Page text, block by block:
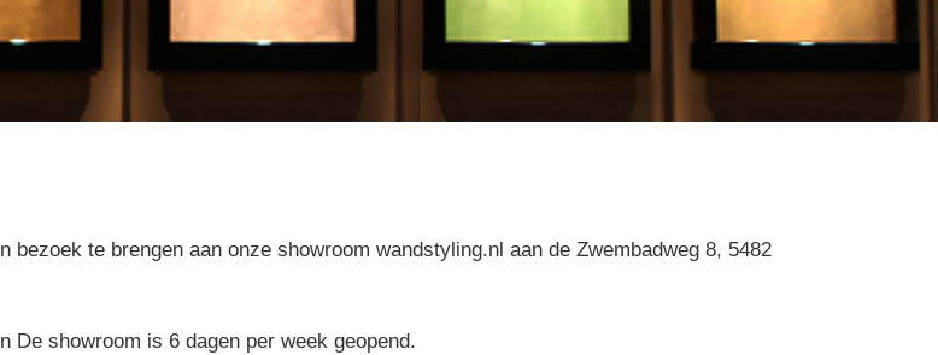
te brengen aan onze showroom wandstyling.nl aan de Zwembadweg 8, 5482
De showroom is 6 dagen per week geopend.